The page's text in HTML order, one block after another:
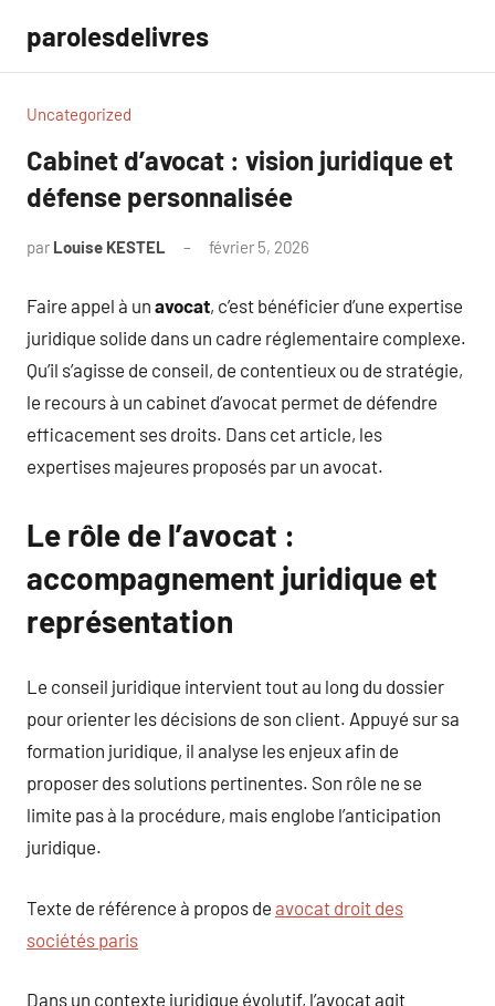
contenu
parolesdelivres
Uncategorized
Cabinet d’avocat : vision juridique et
défense personnalisée
par Louise KESTEL février 5, 2026
Faire appel à un avocat, c’est bénéficier d’une expertise
juridique solide dans un cadre réglementaire complexe.
Qu’il s’agisse de conseil, de contentieux ou de stratégie,
le recours à un cabinet d’avocat permet de défendre
efficacement ses droits. Dans cet article, les
expertises majeures proposés par un avocat.
Le rôle de l’avocat :
accompagnement juridique et
représentation
Le conseil juridique intervient tout au long du dossier
pour orienter les décisions de son client. Appuyé sur sa
formation juridique, il analyse les enjeux afin de
proposer des solutions pertinentes. Son rôle ne se
limite pas à la procédure, mais englobe l’anticipation
juridique.
Texte de référence à propos de avocat droit des
sociétés paris
Dans un contexte juridique évolutif, l’avocat agit